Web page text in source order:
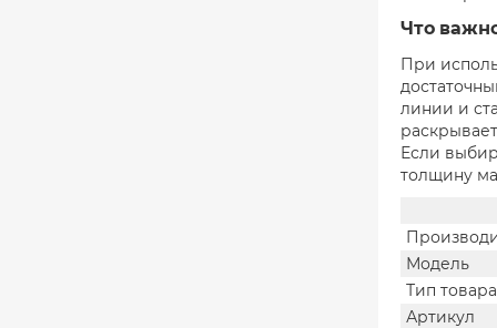
Что
При
линии и
Если
толщину
Модель
Тип товара
Артикул